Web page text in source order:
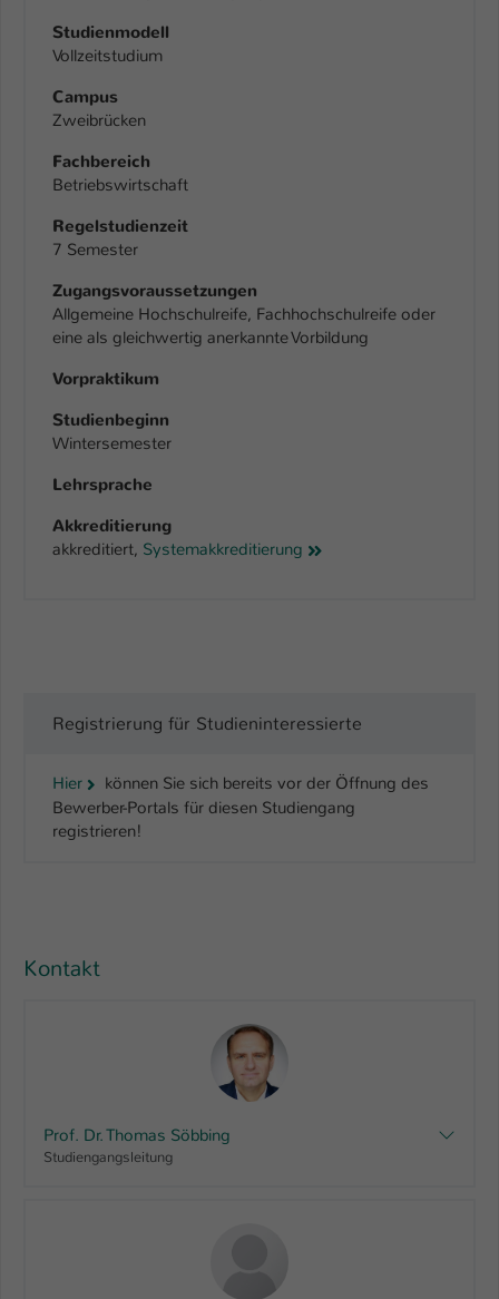
Studienmodell
Vollzeitstudium
Campus
Zweibrücken
Fachbereich
Betriebswirtschaft
Regelstudienzeit
7 Semester
Zugangsvoraussetzungen
Allgemeine Hochschulreife, Fachhochschulreife oder
eine als gleichwertig anerkannte Vorbildung
Vorpraktikum
Studienbeginn
Wintersemester
Lehrsprache
Akkreditierung
akkreditiert, Systemakkreditierung
Registrierung für Studieninteressierte
Hier
können Sie sich bereits vor der Öffnung des
Bewerber-Portals für diesen Studiengang
registrieren!
Kontakt
Prof. Dr. Thomas Söbbing
Studiengangsleitung